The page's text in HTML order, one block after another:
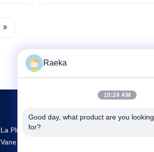
La Plus Grande R & D Et La Production Rotary
Vane Vacuum Pump Fournisseur En Chine
Raeka
10:24 AM
Good day, what product are you looking
for?